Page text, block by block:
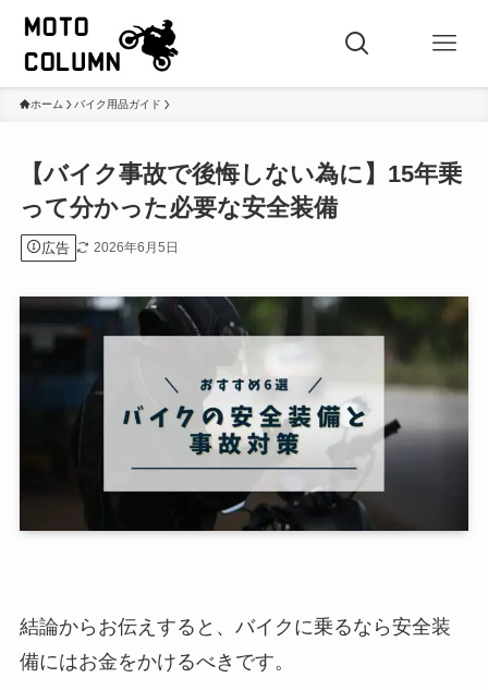
ホーム バイク用品ガイド
【バイク事故で後悔しない為に】15年乗
って分かった必要な安全装備
広告 2026年6月5日
結論からお伝えすると、バイクに乗るなら安全装
備にはお金をかけるべきです。